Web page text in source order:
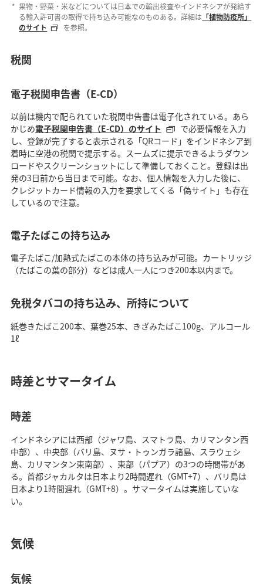
果物・野菜・米などについては日本での輸出検査やインドネシアが発給す
る輸入許可書の取得で持ち込み可能なのものある。詳細は 「植物防疫所」
のサイト
を参照。
税関
電子税関申告書（E-CD）
以前は機内で配られていた税関申告書は電子化されている。あら
かじめ電子税関申告書（E-CD）のサイト
で必要情報を入力
し、登録が完了すると表示される「QRコード」をインドネシア到
着時に空港の税関で提示する。スームズに提示できるようダウン
ロードやスクリーンショットにして準備しておくこと。登録は出
発の3日前から当日まで可能。なお、個人情報を入力した後に、
クレジットカード情報の入力を要求してくる「偽サイト」も存在
しているので注意。
電子たばこの持ち込み
電子たばこ/加熱式たばこの本体の持ち込みが可能。カートリッジ
（たばこの葉の部分）などは成人一人につき200本以内まで。
免税タバコの持ち込み、所持について
紙巻きたばこ200本、葉巻25本、きざみたばこ100g、アルコール
1ℓ
時差とサマータイム
時差
インドネシアには西部（ジャワ島、スマトラ島、カリマンタン西
中部）、中央部（バリ島、ヌサ・トゥンガラ諸島、スラウェシ
島、カリマンタン東南部）、東部（パプア）の3つの時間帯があ
る。首都ジャカルタは日本より2時間遅れ（GMT+7）、バリ島は
日本より1時間遅れ（GMT+8）。サマータイムは実施していな
い。
気候
気候